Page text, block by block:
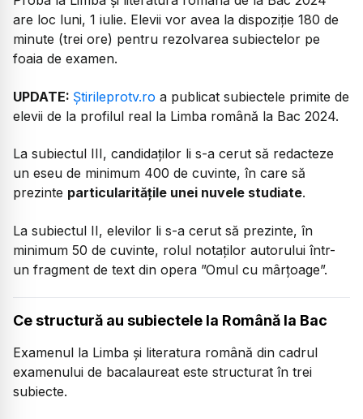
are loc luni, 1 iulie. Elevii vor avea la dispoziție 180 de
minute (trei ore) pentru rezolvarea subiectelor pe
foaia de examen.
UPDATE: Știrileprotv.ro a publicat subiectele primite de
elevii de la profilul real la Limba română la Bac 2024.
La subiectul III, candidaților li s-a cerut să redacteze
un eseu de minimum 400 de cuvinte, în care să
prezinte particularitățile unei nuvele studiate.
La subiectul II, elevilor li s-a cerut să prezinte, în
minimum 50 de cuvinte, rolul notaților autorului într-
un fragment de text din opera ”Omul cu mârțoage”.
Ce structură au subiectele la Română la Bac
Examenul la Limba și literatura română din cadrul
examenului de bacalaureat este structurat în trei
subiecte.